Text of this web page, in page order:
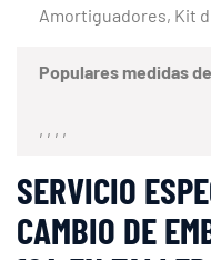
Amortiguadores, Kit
Populares medidas
, , , ,
SERVICIO
CAMBIO DE